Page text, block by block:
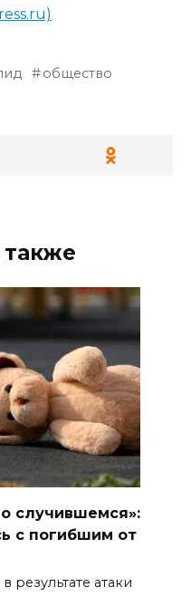
общество
также
случившемся»:
с погибшим от
атаки